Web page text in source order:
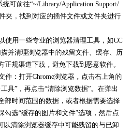
可前往“~/Library/Application Support/
夹，找到对应的插件文件或文件夹进行
使用一些专业的浏览器清理工具，如CC
并清理浏览器中的残留文件、缓存、历
正规渠道下载，避免下载到恶意软件。
件：打开Chrome浏览器，点击右上角的
具”，再点击“清除浏览数据”。在弹出
部时间范围的数据，或者根据需要选择
勾选“缓存的图片和文件”选项，然后点
以清除浏览器缓存中可能残留的与已卸